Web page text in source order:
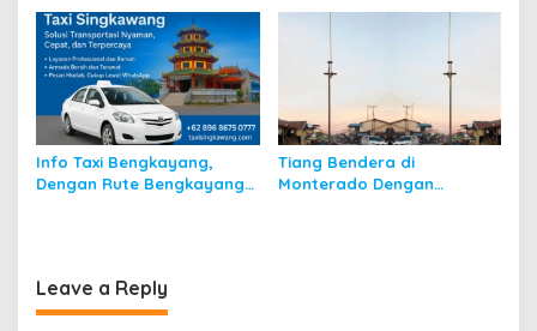
Info Taxi Bengkayang,
Dengan Rute Bengkayang
Tiang Bendera di
Monterado Dengan
Leave a Reply